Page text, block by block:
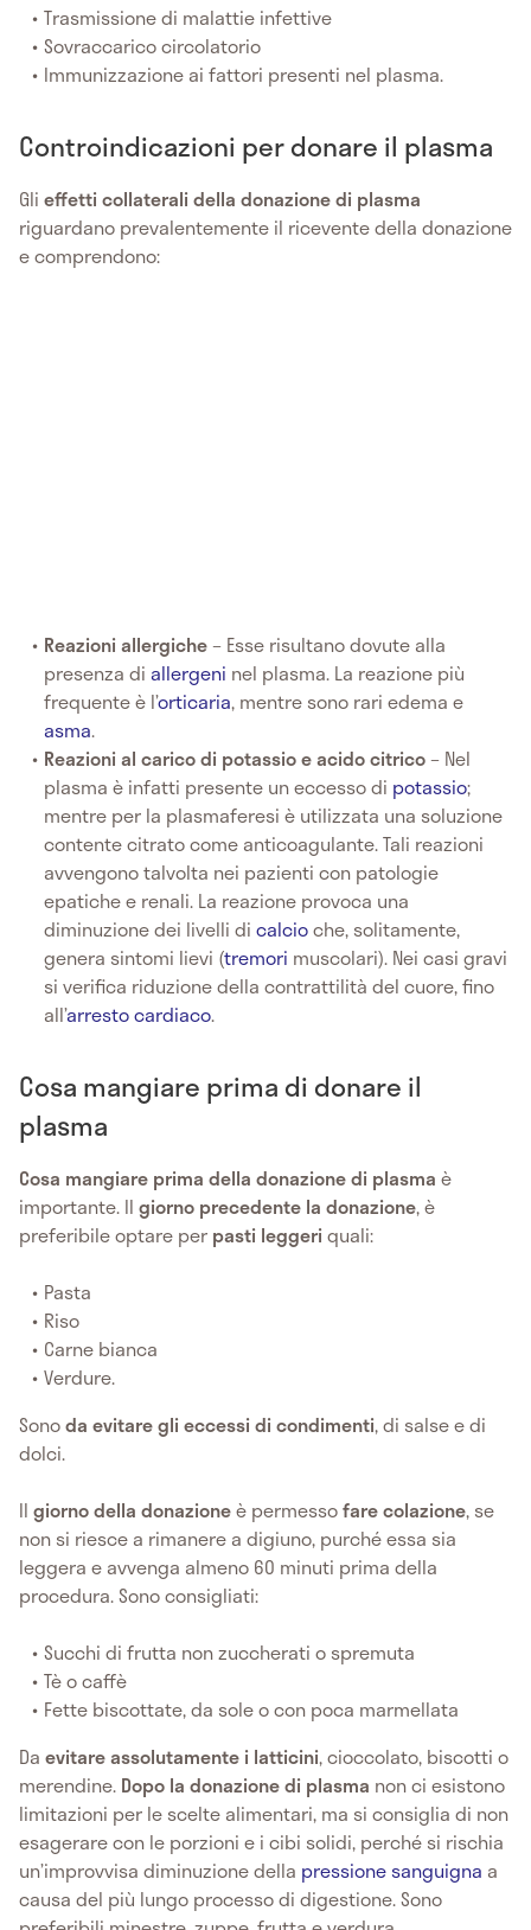
Trasmissione di malattie infettive
Sovraccarico circolatorio
Immunizzazione ai fattori presenti nel plasma.
Controindicazioni per donare il plasma
Gli effetti collaterali della donazione di plasma
riguardano prevalentemente il ricevente della donazione
e comprendono:
Reazioni allergiche– Esse risultano dovute alla
presenza diallergeni nel plasma. La reazione più
frequente è l’orticaria, mentre sono rari edema e
asma.
Reazioni al carico di potassio e acido citrico– Nel
plasma è infatti presente un eccesso di potassio;
mentre per la plasmaferesi è utilizzata una soluzione
contente citrato come anticoagulante. Tali reazioni
avvengono talvolta nei pazienti con patologie
epatiche e renali. La reazione provoca una
diminuzione dei livelli dicalcioche, solitamente,
genera sintomi lievi (tremori muscolari). Nei casi gravi
si verifica riduzione della contrattilità del cuore, fino
all’arresto cardiaco.
Cosa mangiare prima di donare il
plasma
Cosa mangiare prima della donazione di plasma è
importante. Il giorno precedente la donazione, è
preferibile optare per pasti leggeriquali:
Pasta
Riso
Carne bianca
Verdure.
Sonoda evitare gli eccessi di condimenti, di salse e di
dolci.
Il giorno della donazioneè permessofare colazione, se
non si riesce a rimanere a digiuno, purché essa sia
leggera e avvenga almeno 60 minuti prima della
procedura. Sono consigliati:
Succhi di frutta non zuccherati o spremuta
Tè o caffè
Fette biscottate, da sole o con poca marmellata
Da evitare assolutamente i latticini, cioccolato, biscotti o
merendine. Dopo la donazione di plasma non ci esistono
limitazioni per le scelte alimentari, ma si consiglia di non
esagerare con le porzioni e i cibi solidi, perché si rischia
un’improvvisa diminuzione della pressione sanguigna a
causa del più lungo processo di digestione. Sono